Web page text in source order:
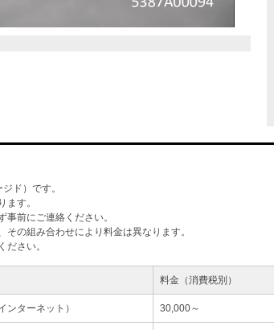
ド）です。
す。
前にご連絡ください。
の組み合わせにより料金は異なります。
さい。
料金（消費税別）
ターネット） 30,000～